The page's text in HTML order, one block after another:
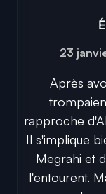
23
Après
rapproche
Il s'implique
Megrahi et
l'entourent.